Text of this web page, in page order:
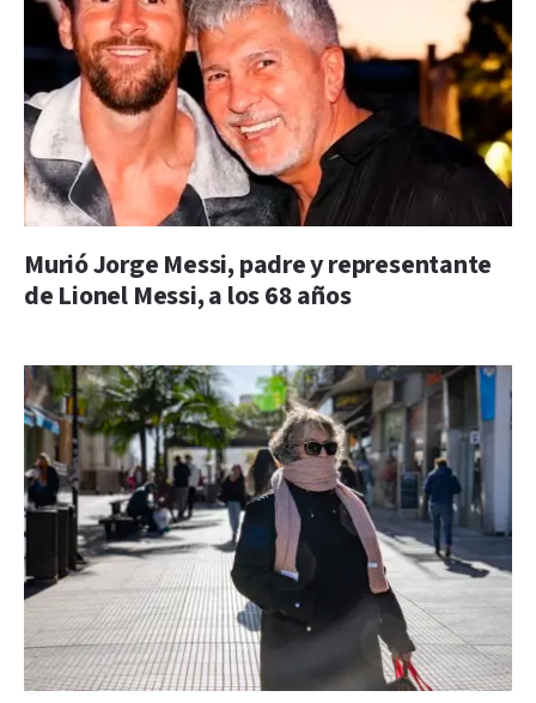
Murió Jorge Messi, padre y representante
de Lionel Messi, a los 68 años